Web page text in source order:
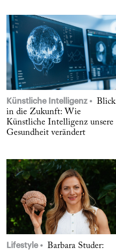
Künstliche Intelligenz
Blick
in die Zukunft: Wie
Künstliche Intelligenz unsere
Gesundheit verändert
Lifestyle
Barbara Studer: